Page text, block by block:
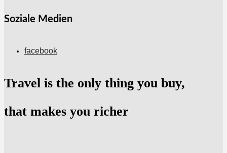
Soziale Medien
facebook
Travel is the only thing you buy,
that makes you richer